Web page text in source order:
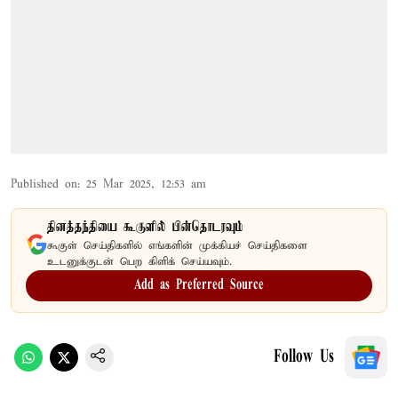
Published on: 25 Mar 2025, 12:53 am
தினத்தந்தியை கூகுளில் பின்தொடரவும்
கூகுள் செய்திகளில் எங்களின் முக்கியச் செய்திகளை
உடனுக்குடன் பெற கிளிக் செய்யவும்.
Add as Preferred Source
Follow Us